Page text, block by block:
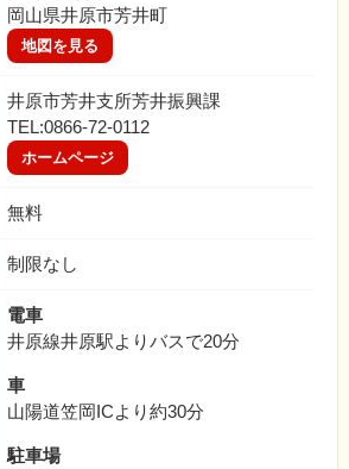
岡山県井原市芳井町
地図を見る
井原市芳井支所芳井振興課
TEL:0866-72-0112
ホームページ
無料
制限なし
電車
井原線井原駅よりバスで20分
車
山陽道笠岡ICより約30分
駐車場